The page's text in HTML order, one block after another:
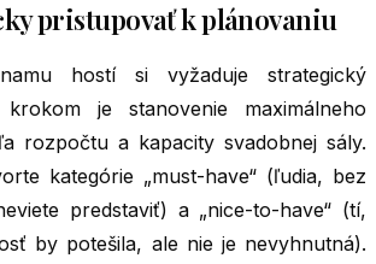
pristupovať k plánovaniu
hostí si vyžaduje strategický
je stanovenie maximálneho
rozpočtu a kapacity svadobnej sály.
kategórie „must-have“ (ľudia, bez
predstaviť) a „nice-to-have“ (tí,
by potešila, ale nie je nevyhnutná).